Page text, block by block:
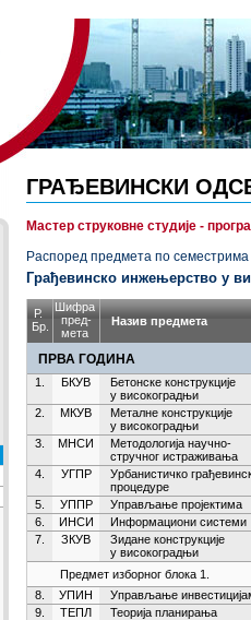
ГРАЂЕВИНСКИ
Мастер струковне студије -
Распоред предмета по семестрима
Грађевинско инжењерство у
Р.
Бр.
Шифра
пред-
мета
Назив предмета
ПРВА ГОДИНА
1. БКУВ
Бетонске конструкције
у високоградњи
2.
МКУВ
Металне конструкције
у високоградњи
3.
МНСИ
Методологија научно-
стручног истраживања
4.
УГПР
Урбанистичко
процедуре
5.
УППР
Управљање пројектима
6.
ИНСИ
Информациони системи
7.
ЗКУВ
Зидане конструкције
у високоградњи
Предмет изборног блока 1.
8.
УПИН
Управљање
9.
ТЕПЛ
Теорија планирања